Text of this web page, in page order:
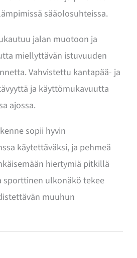
sääolosuhteissa.
jalan muotoon ja
miellyttävän istuvuuden
Vahvistettu kantapää- ja
ja käyttömukavuutta
ajossa.
sopii hyvin
käytettäväksi, ja pehmeä
hiertymiä pitkillä
sporttinen ulkonäkö tekee
muuhun